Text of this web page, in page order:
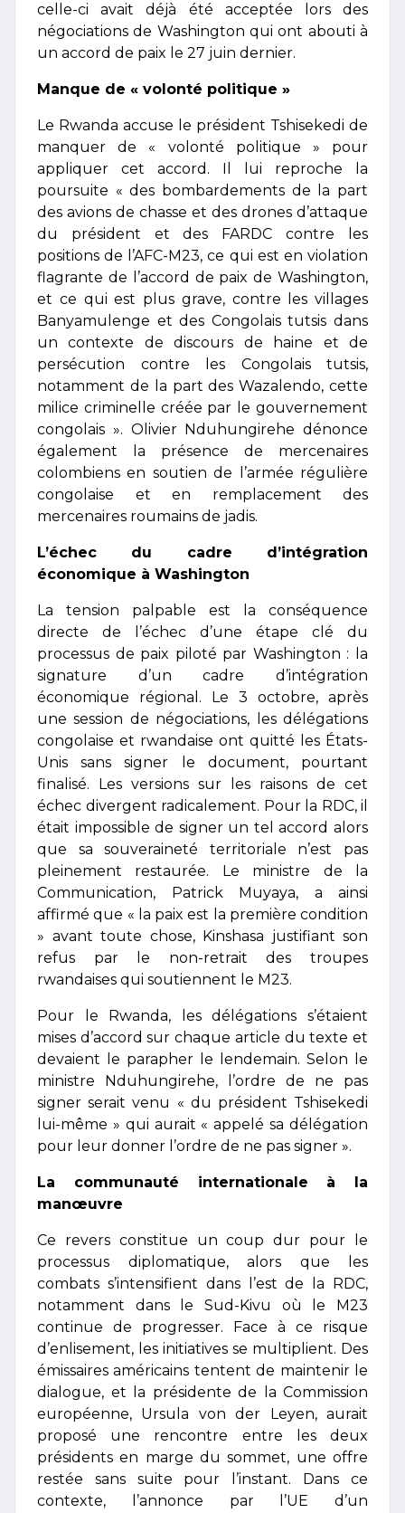
celle-ci avait déjà été acceptée lors des
négociations de Washington qui ont abouti à
un accord de paix le 27 juin dernier.
Manque de « volonté politique »
Le Rwanda accuse le président Tshisekedi de
manquer de « volonté politique » pour
appliquer cet accord. Il lui reproche la
poursuite « des bombardements de la part
des avions de chasse et des drones d’attaque
du président et des FARDC contre les
positions de l’AFC-M23, ce qui est en violation
flagrante de l’accord de paix de Washington,
et ce qui est plus grave, contre les villages
Banyamulenge et des Congolais tutsis dans
un contexte de discours de haine et de
persécution contre les Congolais tutsis,
notamment de la part des Wazalendo, cette
milice criminelle créée par le gouvernement
congolais ». Olivier Nduhungirehe dénonce
également la présence de mercenaires
colombiens en soutien de l’armée régulière
congolaise et en remplacement des
mercenaires roumains de jadis.
L’échec du cadre d’intégration
économique à Washington
La tension palpable est la conséquence
directe de l’échec d’une étape clé du
processus de paix piloté par Washington : la
signature d’un cadre d’intégration
économique régional. Le 3 octobre, après
une session de négociations, les délégations
congolaise et rwandaise ont quitté les États-
Unis sans signer le document, pourtant
finalisé. Les versions sur les raisons de cet
échec divergent radicalement. Pour la RDC, il
était impossible de signer un tel accord alors
que sa souveraineté territoriale n’est pas
pleinement restaurée. Le ministre de la
Communication, Patrick Muyaya, a ainsi
affirmé que « la paix est la première condition
» avant toute chose, Kinshasa justifiant son
refus par le non-retrait des troupes
rwandaises qui soutiennent le M23.
Pour le Rwanda, les délégations s’étaient
mises d’accord sur chaque article du texte et
devaient le parapher le lendemain. Selon le
ministre Nduhungirehe, l’ordre de ne pas
signer serait venu « du président Tshisekedi
lui-même » qui aurait « appelé sa délégation
pour leur donner l’ordre de ne pas signer ».
La communauté internationale à la
manœuvre
Ce revers constitue un coup dur pour le
processus diplomatique, alors que les
combats s’intensifient dans l’est de la RDC,
notamment dans le Sud-Kivu où le M23
continue de progresser. Face à ce risque
d’enlisement, les initiatives se multiplient. Des
émissaires américains tentent de maintenir le
dialogue, et la présidente de la Commission
européenne, Ursula von der Leyen, aurait
proposé une rencontre entre les deux
présidents en marge du sommet, une offre
restée sans suite pour l’instant. Dans ce
contexte, l’annonce par l’UE d’un